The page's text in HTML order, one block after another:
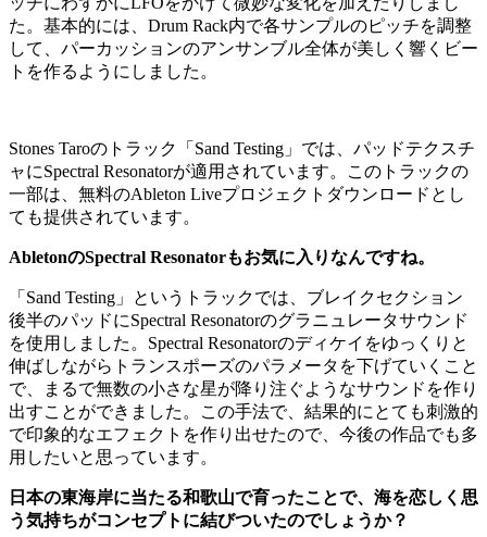
た。基本的には、Drum Rack内で各サンプルのピッチを調整
して、パーカッションのアンサンブル全体が美しく響くビー
トを作るようにしました。
Stones Taroのトラック「Sand Testing」では、パッドテクスチ
ャにSpectral Resonatorが適用されています。このトラックの
一部は、無料のAbleton Liveプロジェクトダウンロードとし
ても提供されています。
AbletonのSpectral Resonatorもお気に入りなんですね。
「Sand Testing」というトラックでは、ブレイクセクション
後半のパッドにSpectral Resonatorのグラニュレータサウンド
を使用しました。Spectral Resonatorのディケイをゆっくりと
伸ばしながらトランスポーズのパラメータを下げていくこと
で、まるで無数の小さな星が降り注ぐようなサウンドを作り
出すことができました。この手法で、結果的にとても刺激的
で印象的なエフェクトを作り出せたので、今後の作品でも多
用したいと思っています。
日本の東海岸に当たる和歌山で育ったことで、海を恋しく思
う気持ちがコンセプトに結びついたのでしょうか？